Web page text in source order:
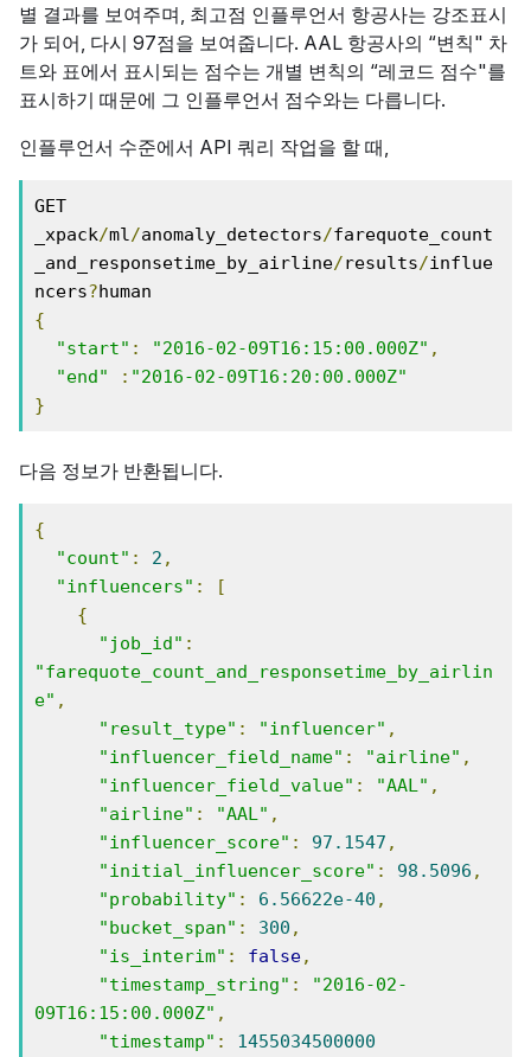
별 결과를 보여주며, 최고점 인플루언서 항공사는 강조표시
가 되어, 다시 97점을 보여줍니다. AAL 항공사의 “변칙" 차
트와 표에서 표시되는 점수는 개별 변칙의 “레코드 점수"를
표시하기 때문에 그 인플루언서 점수와는 다릅니다.
인플루언서 수준에서 API 쿼리 작업을 할 때,
GET
_xpack/ml/anomaly_detectors/farequote_count
_and_responsetime_by_airline/results/influe
ncers?
{
"start" : "2016-02-09T16:15:00.000Z" ,
"end"
: "2016-02-09T16:20:00.000Z"
}
다음 정보가 반환됩니다.
{
"count" : 2 ,
"influencers" :
[
{
"job_id" :
"farequote_count_and_responsetime_by_airlin
e" ,
"result_type" : "influencer" ,
"influencer_field_name" : "airline" ,
"influencer_field_value" : "AAL" ,
"airline" : "AAL" ,
"influencer_score" : 97.1547 ,
"initial_influencer_score" : 98.5096 ,
"probability" : 6.56622e-40 ,
"bucket_span" : 300 ,
"is_interim" : false,
"timestamp_string" :
"2016-02-
09T16:15:00.000Z" ,
"timestamp" : 1455034500000